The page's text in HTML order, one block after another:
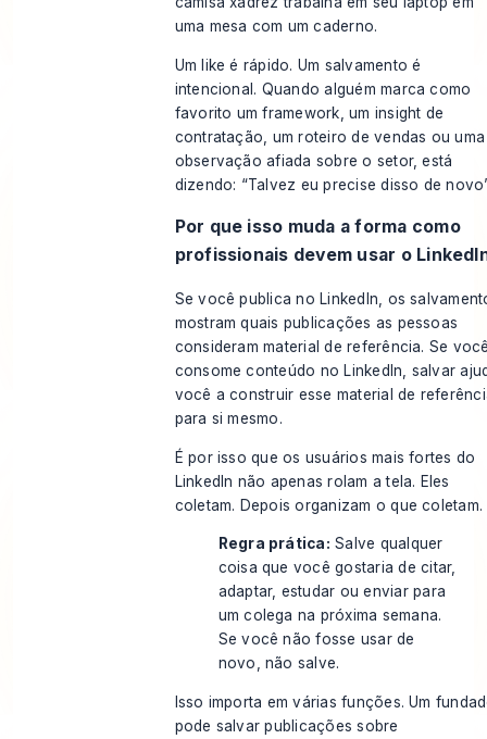
Um like é rápido. Um salvamento é
intencional. Quando alguém marca como
favorito um framework, um insight de
contratação, um roteiro de vendas ou uma
observação afiada sobre o setor, está
dizendo: “Talvez eu precise disso de
Por que isso muda a forma como
profissionais devem usar o
Se você publica no LinkedIn, os
mostram quais publicações as pessoas
consideram material de referência. Se
consome conteúdo no LinkedIn, salvar
você a construir esse material de
para si mesmo.
É por isso que os usuários mais fortes do
LinkedIn não apenas rolam a tela. Eles
coletam. Depois organizam o que coletam.
Regra prática: Salve qualquer
coisa que você gostaria de citar,
adaptar, estudar ou enviar para
um colega na próxima semana.
Se você não fosse usar de
novo, não salve.
Isso importa em várias funções. Um
pode salvar publicações sobre